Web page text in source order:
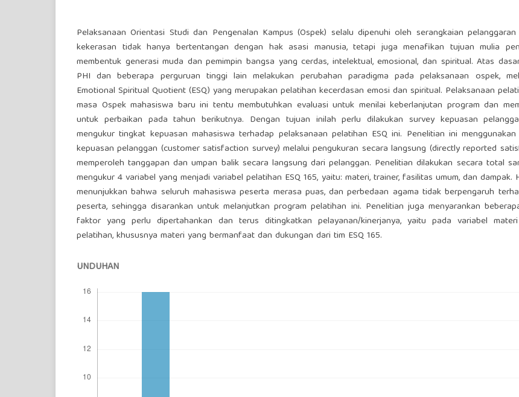
Pelaksanaan Orientasi Studi dan Pengenalan Kampus (Ospek) selalu dipenuhi oleh serangkaian
kekerasan tidak hanya bertentangan dengan hak asasi manusia, tetapi juga menafikan tujuan mulia
membentuk generasi muda dan pemimpin bangsa yang cerdas, intelektual, emosional, dan spiritual. Atas
PHI dan beberapa perguruan tinggi lain melakukan perubahan paradigma pada pelaksanaan ospek,
Emotional Spiritual Quotient (ESQ) yang merupakan pelatihan kecerdasan emosi dan spiritual. Pelaksanaan
masa Ospek mahasiswa baru ini tentu membutuhkan evaluasi untuk menilai keberlanjutan program dan
untuk perbaikan pada tahun berikutnya. Dengan tujuan inilah perlu dilakukan survey kepuasan
mengukur tingkat kepuasan mahasiswa terhadap pelaksanaan pelatihan ESQ ini. Penelitian ini
kepuasan pelanggan (customer satisfaction survey) melalui pengukuran secara langsung (directly reported
memperoleh tanggapan dan umpan balik secara langsung dari pelanggan. Penelitian dilakukan secara total
mengukur 4 variabel yang menjadi variabel pelatihan ESQ 165, yaitu: materi, trainer, fasilitas umum, dan dampak.
menunjukkan bahwa seluruh mahasiswa peserta merasa puas, dan perbedaan agama tidak berpengaruh
peserta, sehingga disarankan untuk melanjutkan program pelatihan ini. Penelitian juga menyarankan
faktor yang perlu dipertahankan dan terus ditingkatkan pelayanan/kinerjanya, yaitu pada variabel
pelatihan, khususnya materi yang bermanfaat dan dukungan dari tim ESQ 165.
UNDUHAN